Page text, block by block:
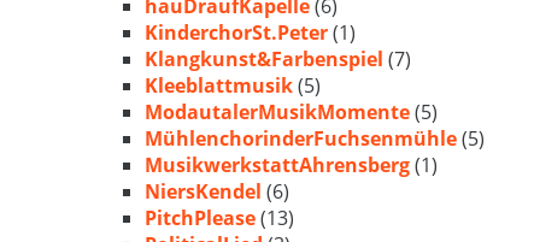
hauDraufKapelle(6)
KinderchorSt.Peter(1)
Klangkunst&Farbenspiel (7)
Kleeblattmusik(5)
ModautalerMusikMomente(5)
MühlenchorinderFuchsenmühle(5)
MusikwerkstattAhrensberg(1)
NiersKendel (6)
PitchPlease(13)